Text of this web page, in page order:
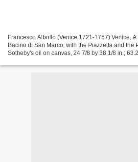
Francesco Albotto (Venice 1721-1757) Venice,
Bacino di San Marco, with the Piazzetta and the
Sotheby's oil on canvas, 24 7/8 by 38 1/8 in.;